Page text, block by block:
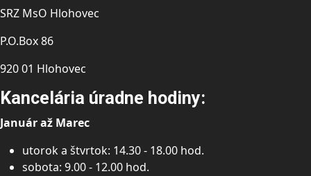
SRZ MsO Hlohovec
P.O.Box 86
920 01 Hlohovec
Kancelária úradne hodiny:
Január až Marec
utorok a štvrtok: 14.30 - 18.00 hod.
sobota: 9.00 - 12.00 hod.